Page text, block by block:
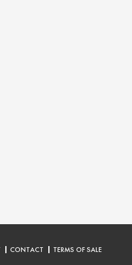
CONTACT
TERMS OF SALE